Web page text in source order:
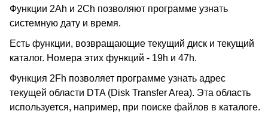
Функции 2Ah и 2Ch позволяют программе узнать
системную дату и время.
Есть функции, возвращающие текущий диск и текущий
каталог. Номера этих функций - 19h и 47h.
Функция 2Fh позволяет программе узнать адрес
текущей области DTA (Disk Transfer Area). Эта область
используется, например, при поиске файлов в каталоге.